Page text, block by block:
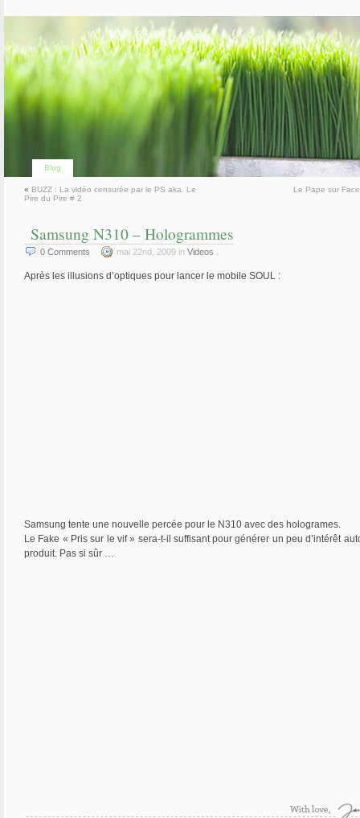
Blog
« BUZZ : La vidéo censurée par le PS aka. Le
Pire du Pire # 2
Le Pape sur
Samsung N310 – Hologrammes
0 Comments mai 22nd, 2009 in Videos
Après les illusions d’optiques pour lancer le mobile SOUL :
Samsung tente une nouvelle percée pour le N310 avec des hologrames.
Le Fake « Pris sur le vif » sera-t-il suffisant pour générer un peu d’intérêt
produit. Pas si sûr …